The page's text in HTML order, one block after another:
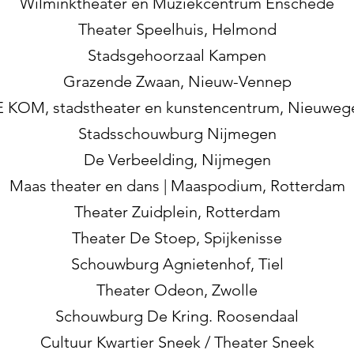
Theater Speelhuis, Helmond
Stadsgehoorzaal Kampen
Grazende Zwaan, Nieuw-Vennep
KOM, stadstheater en kunstencentrum,
Stadsschouwburg Nijmegen
De Verbeelding, Nijmegen
Maas theater en dans | Maaspodium, Rotterdam
Theater Zuidplein, Rotterdam
Theater De Stoep, Spijkenisse
Schouwburg Agnietenhof, Tiel
Theater Odeon, Zwolle
Schouwburg De Kring. Roosendaal
Cultuur Kwartier Sneek / Theater Sneek